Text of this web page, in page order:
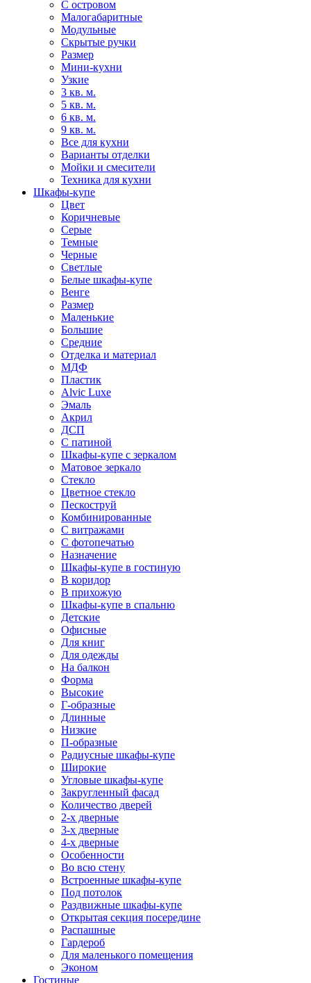
С островом
Малогабаритные
Модульные
Скрытые ручки
Размер
Мини-кухни
Узкие
3 кв. м.
5 кв. м.
6 кв. м.
9 кв. м.
Все для кухни
Варианты отделки
Мойки и смесители
Техника для кухни
Шкафы-купе
Цвет
Коричневые
Серые
Темные
Черные
Светлые
Белые шкафы-купе
Венге
Размер
Маленькие
Большие
Средние
Отделка и материал
МДФ
Пластик
Alvic Luxe
Эмаль
Акрил
ДСП
С патиной
Шкафы-купе с зеркалом
Матовое зеркало
Стекло
Цветное стекло
Пескоструй
Комбинированные
С витражами
С фотопечатью
Назначение
Шкафы-купе в гостиную
В коридор
В прихожую
Шкафы-купе в спальню
Детские
Офисные
Для книг
Для одежды
На балкон
Форма
Высокие
Г-образные
Длинные
Низкие
П-образные
Радиусные шкафы-купе
Широкие
Угловые шкафы-купе
Закругленный фасад
Количество дверей
2-х дверные
3-х дверные
4-х дверные
Особенности
Во всю стену
Встроенные шкафы-купе
Под потолок
Раздвижные шкафы-купе
Открытая секция посередине
Распашные
Гардероб
Для маленького помещения
Эконом
Гостиные